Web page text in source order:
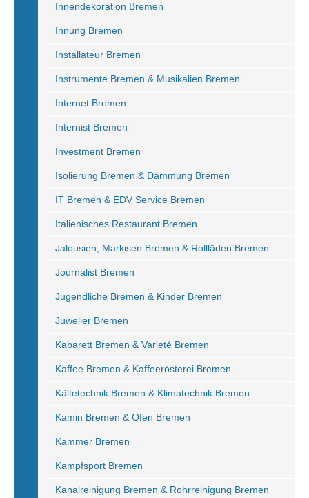
Innendekoration Bremen
Innung Bremen
Installateur Bremen
Instrumente Bremen & Musikalien Bremen
Internet Bremen
Internist Bremen
Investment Bremen
Isolierung Bremen & Dämmung Bremen
IT Bremen & EDV Service Bremen
Italienisches Restaurant Bremen
Jalousien, Markisen Bremen & Rollläden Bremen
Journalist Bremen
Jugendliche Bremen & Kinder Bremen
Juwelier Bremen
Kabarett Bremen & Varieté Bremen
Kaffee Bremen & Kaffeerösterei Bremen
Kältetechnik Bremen & Klimatechnik Bremen
Kamin Bremen & Ofen Bremen
Kammer Bremen
Kampfsport Bremen
Kanalreinigung Bremen & Rohrreinigung Bremen